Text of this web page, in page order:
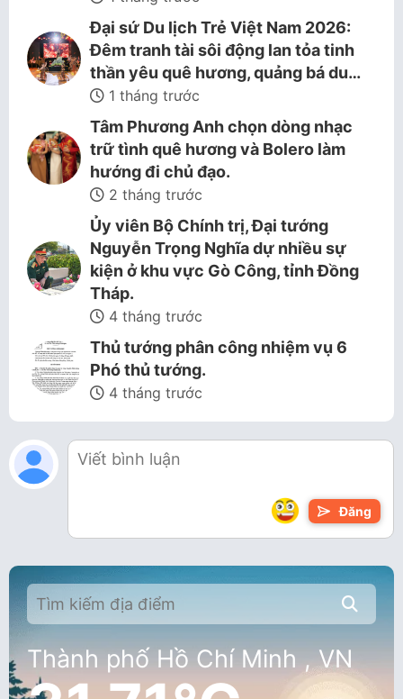
Đại sứ Du lịch Trẻ Việt Nam 2026:
Đêm tranh tài sôi động lan tỏa tinh
thần yêu quê hương, quảng bá du…
1 tháng trước
Tâm Phương Anh chọn dòng nhạc
trữ tình quê hương và Bolero làm
hướng đi chủ đạo.
2 tháng trước
Ủy viên Bộ Chính trị, Đại tướng
Nguyễn Trọng Nghĩa dự nhiều sự
kiện ở khu vực Gò Công, tỉnh Đồng
Tháp.
4 tháng trước
Thủ tướng phân công nhiệm vụ 6
Phó thủ tướng.
4 tháng trước
Đăng
Thành phố Hồ Chí Minh , VN